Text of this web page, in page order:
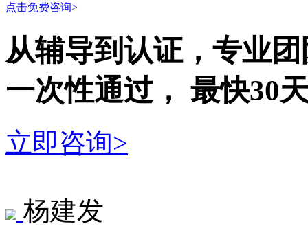
点击免费咨询>
从辅导到认证，专业
一次性通过， 最快30
立即咨询>
杨建发